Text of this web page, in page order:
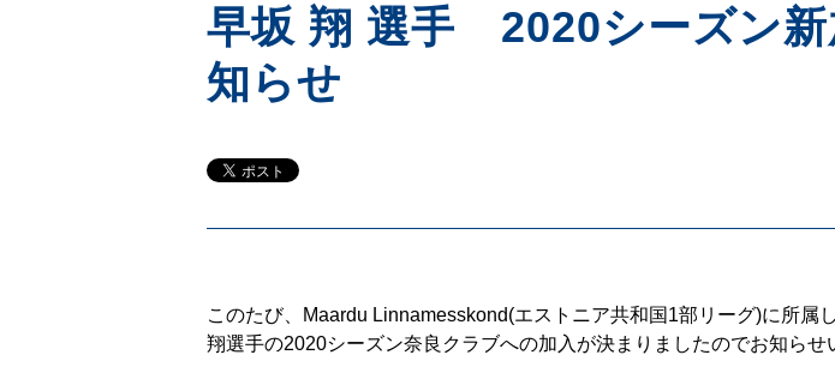
早坂 翔 選手 2020シーズン新
知らせ
このたび、Maardu Linnamesskond(エストニア共和国1部リーグ)に所属
翔選手の2020シーズン奈良クラブへの加入が決まりましたのでお知らせ